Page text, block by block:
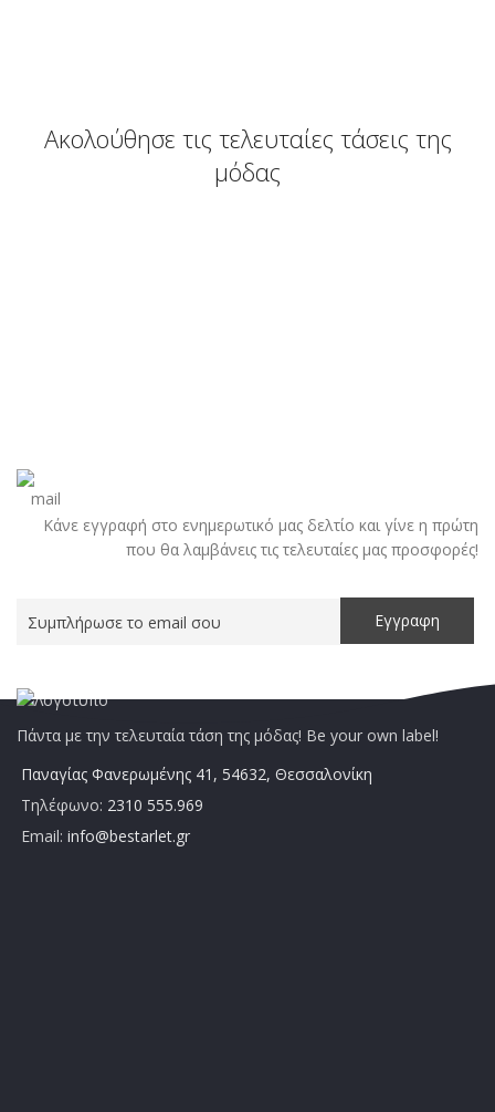
Ακολούθησε τις τελευταίες τάσεις της
μόδας
Κάνε εγγραφή στο ενημερωτικό μας δελτίο και γίνε η πρώτη
που θα λαμβάνεις τις τελευταίες μας προσφορές!
Πάντα με την τελευταία τάση της μόδας! Be your own label!
Παναγίας Φανερωμένης 41, 54632, Θεσσαλονίκη
Τηλέφωνο: 2310 555.969
Email: info@bestarlet.gr